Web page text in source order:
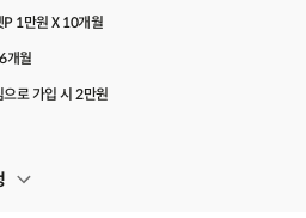
1만원 X 10개월
개월
로 가입 시 2만원